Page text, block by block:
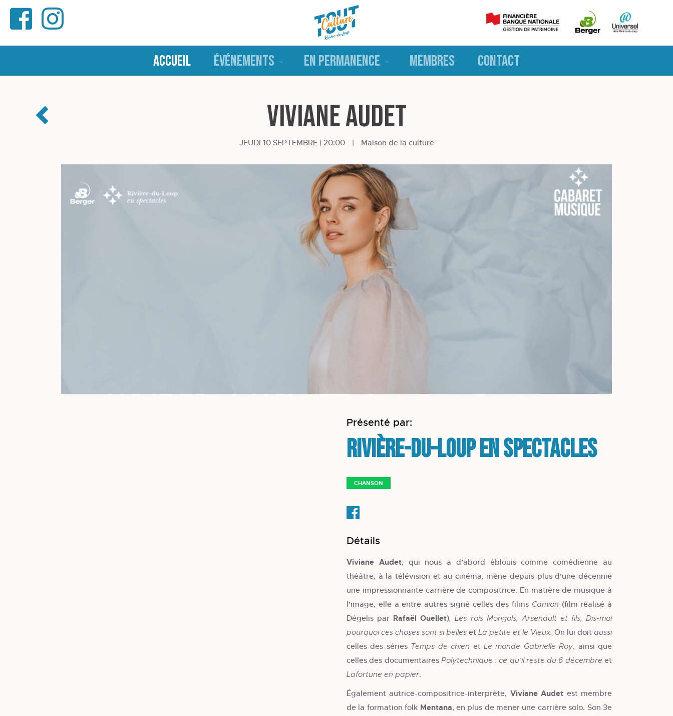
ACCUEIL ÉVÉNEMENTS EN PERMANENCE MEMBRES CONTACT
Viviane Audet
JEUDI 10 SEPTEMBRE | 20:00 | Maison de la culture
Présenté par:
Rivière-du-Loup en spectacles
CHANSON
Détails
Viviane Audet, qui nous a d’abord éblouis comme comédienne au
théâtre, à la télévision et au cinéma, mène depuis plus d’une décennie
une impressionnante carrière de compositrice. En matière de musique à
l’image, elle a entre autres signé celles des films Camion (film réalisé à
Dégelis par Rafaël Ouellet), Les rois Mongols, Arsenault et fils,Dis-moi
pourquoi ces choses sont si belles et La petite et le Vieux. On lui doit aussi
celles des séries Temps de chien et Le monde Gabrielle Roy, ainsi que
celles des documentaires Polytechnique : ce qu’il reste du 6 décembreet
Lafortune en papier.
Également autrice-compositrice-interprète, Viviane Audet est membre
de la formation folk Mentana, en plus de mener une carrière solo. Son 3e